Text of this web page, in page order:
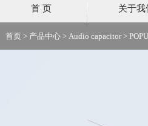
首 页 关于我
首页 > 产品中心 > Audio capacitor>